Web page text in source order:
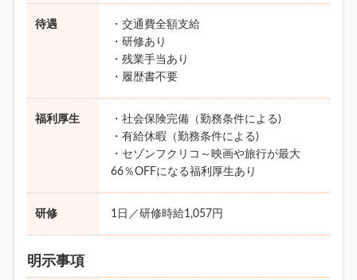
待遇
・交通費全額支給
・研修あり
・残業手当あり
・履歴書不要
福利厚生
・社会保険完備（勤務条件による)
・有給休暇（勤務条件による)
・セゾンフクリコ～映画や旅行が最大
66％OFFになる福利厚生あり
研修 1日／研修時給1,057円
明示事項